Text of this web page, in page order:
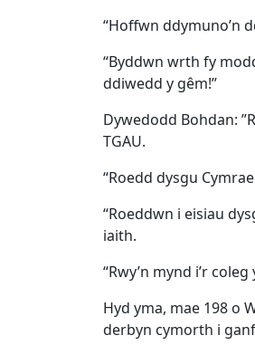
“Hoffwn ddymuno’n
“Byddwn wrth fy
ddiwedd y gêm!”
Dywedodd Bohdan:
TGAU.
“Roedd dysgu
“Roeddwn i eisiau
iaith.
“Rwy’n mynd i’r
Hyd yma, mae 198 o
derbyn cymorth i